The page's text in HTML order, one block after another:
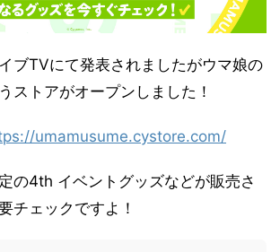
ブTVにて発表されましたがウマ娘の
ストアがオープンしました！
umamusume.cystore.com/
の4th イベントグッズなどが販売さ
チェックですよ！